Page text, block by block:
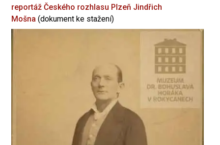
reportáž Českého rozhlasu Plzeň Jindřich
Mošna (dokument ke stažení)